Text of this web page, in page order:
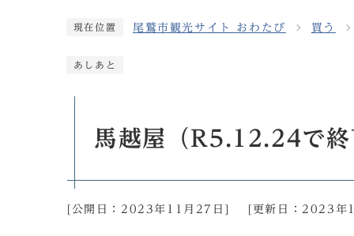
現在位置 尾鷲市観光サイト おわたび 買う
あしあと
馬越屋（R5.12.24で終
[公開日： 2023年11月27日 [更新日： 2023年